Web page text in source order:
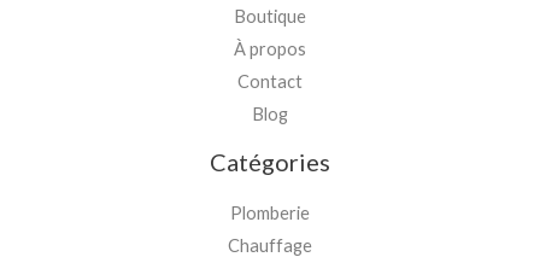
Boutique
À propos
Contact
Blog
Catégories
Plomberie
Chauffage